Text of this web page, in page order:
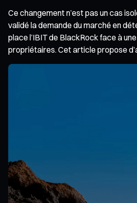
Ce changement n’est pas un cas
validé la demande du marché en
place l’IBIT de BlackRock face à
propriétaires. Cet article propose